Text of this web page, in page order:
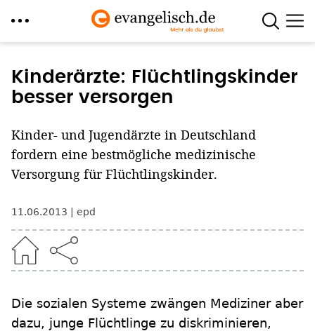
zum
Inhalt
Kinderärzte: Flüchtlingskinder
besser versorgen
Kinder- und Jugendärzte in Deutschland
fordern eine bestmögliche medizinische
Versorgung für Flüchtlingskinder.
11.06.2013 epd
Die sozialen Systeme zwängen Mediziner aber
dazu, junge Flüchtlinge zu diskriminieren,